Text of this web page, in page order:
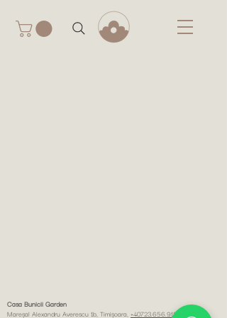
Casa Bunicii Garden
Mareșal Alexandru Averescu 1b, Timişoara, +40723.656.918